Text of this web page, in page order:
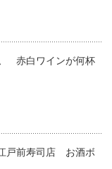
赤白ワインが何杯
戸前寿司店 お酒ボ